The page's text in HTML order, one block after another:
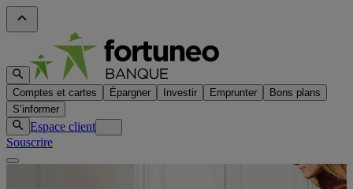
Comptes et cartes Épargner Investir Emprunter
Bons plans
S’informer
Espace client
Souscrire